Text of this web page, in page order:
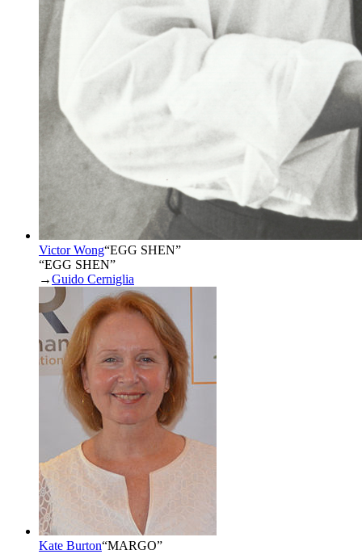
Victor Wong“EGG SHEN”
“EGG SHEN”
→Guido Cerniglia
Kate Burton“MARGO”